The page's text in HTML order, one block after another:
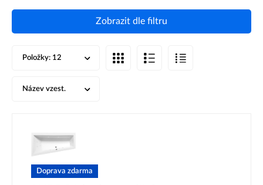
Zobrazit dle filtru
Položky: 12
Název vzest.
Doprava zdarma